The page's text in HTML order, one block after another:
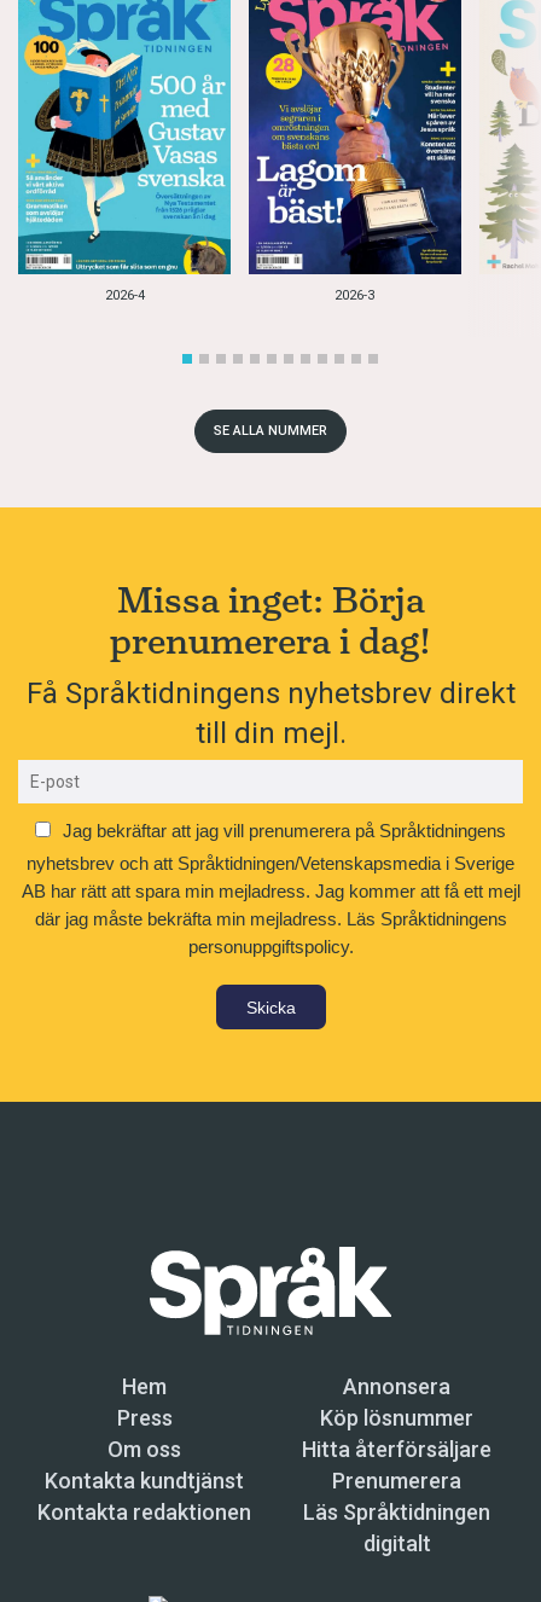
2026-4 2026-3
SE ALLA NUMMER
Missa inget: Börja
prenumerera i dag!
Få Språktidningens nyhetsbrev direkt
till din mejl.
Jag bekräftar att jag vill prenumerera på Språktidningens
nyhetsbrev och att Språktidningen/Vetenskapsmedia i Sverige
AB har rätt att spara min mejladress. Jag kommer att få ett mejl
där jag måste bekräfta min mejladress. Läs Språktidningens
personuppgiftspolicy.
Skicka
Hem
Annonsera
Press
Köp lösnummer
Om oss
Hitta återförsäljare
Kontakta kundtjänst
Prenumerera
Kontakta redaktionen
Läs Språktidningen
digitalt